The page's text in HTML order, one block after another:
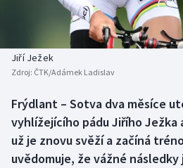
Curling
Florbal
Futsal
Jiří Ježek
Zdroj: ČTK/Adámek Ladislav
Frýdlant – Sotva dva měsíce
vyhlížejícího pádu Jiřího Ježka
už je znovu svěží a začíná
uvědomuje, že vážné